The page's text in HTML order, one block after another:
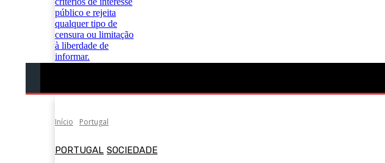
Início Portugal
PORTUGAL SOCIEDADE